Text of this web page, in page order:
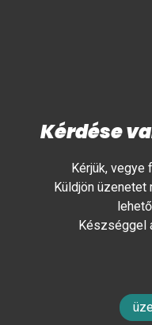
Kérdése
Kérjük,
Küldjön üzenetet
Készséggel